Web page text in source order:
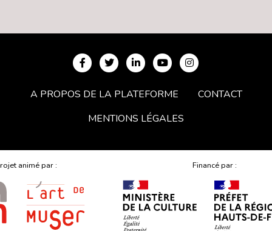
A PROPOS DE LA PLATEFORME
CONTACT
MENTIONS LÉGALES
animé par : Financé par :